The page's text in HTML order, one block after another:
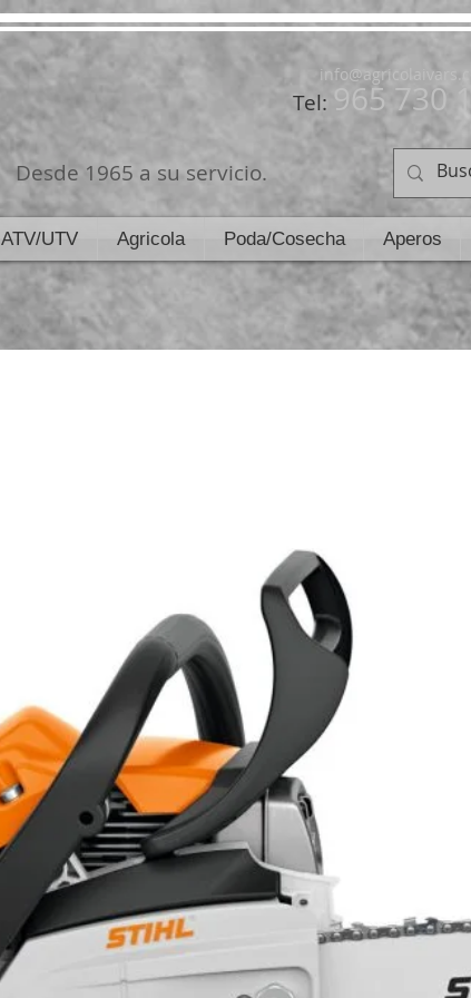
Desde 1965 a su servicio.
Tel: 965 730
ATV/UTV Agricola Poda/Cosecha Aperos